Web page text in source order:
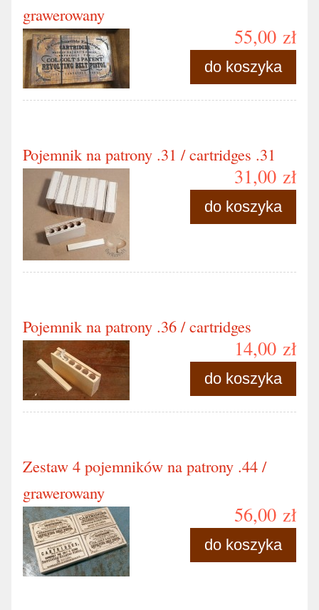
grawerowany
55,00 zł
do koszyka
Pojemnik na patrony .31 / cartridges .31
31,00 zł
do koszyka
Pojemnik na patrony .36 / cartridges
14,00 zł
do koszyka
Zestaw 4 pojemników na patrony .44 /
grawerowany
56,00 zł
do koszyka